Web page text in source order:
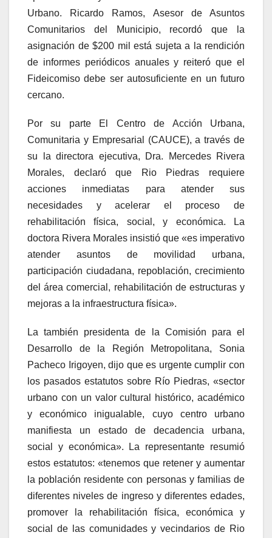
Urbano. Ricardo Ramos, Asesor de Asuntos
Comunitarios del Municipio, recordó que la
asignación de $200 mil está sujeta a la rendición
de informes periódicos anuales y reiteró que el
Fideicomiso debe ser autosuficiente en un futuro
cercano.
Por su parte El Centro de Acción Urbana,
Comunitaria y Empresarial (CAUCE), a través de
su la directora ejecutiva, Dra. Mercedes Rivera
Morales, declaró que Rio Piedras requiere
acciones inmediatas para atender sus
necesidades y acelerar el proceso de
rehabilitación física, social, y económica. La
doctora Rivera Morales insistió que «es imperativo
atender asuntos de movilidad urbana,
participación ciudadana, repoblación, crecimiento
del área comercial, rehabilitación de estructuras y
mejoras a la infraestructura física».
La también presidenta de la Comisión para el
Desarrollo de la Región Metropolitana, Sonia
Pacheco Irigoyen, dijo que es urgente cumplir con
los pasados estatutos sobre Río Piedras, «sector
urbano con un valor cultural histórico, académico
y económico inigualable, cuyo centro urbano
manifiesta un estado de decadencia urbana,
social y económica». La representante resumió
estos estatutos: «tenemos que retener y aumentar
la población residente con personas y familias de
diferentes niveles de ingreso y diferentes edades,
promover la rehabilitación física, económica y
social de las comunidades y vecindarios de Rio